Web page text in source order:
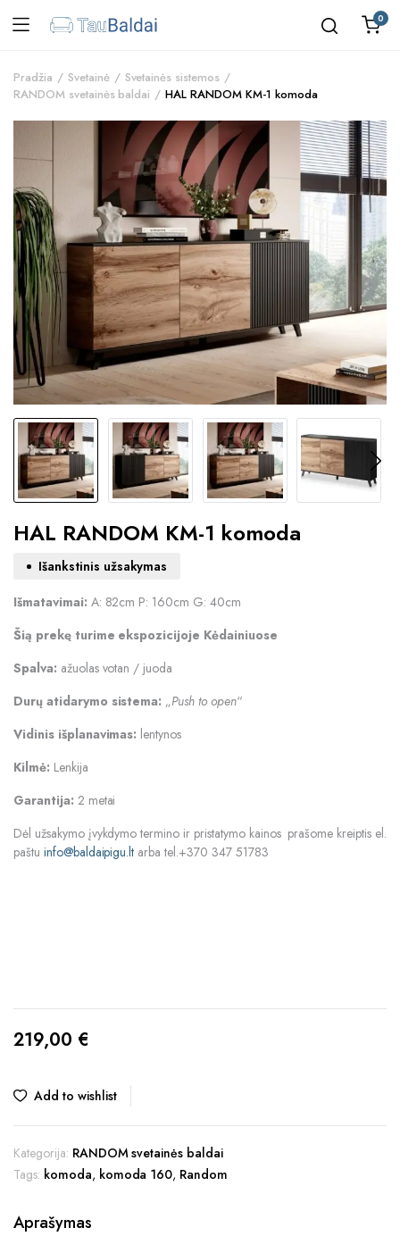
0
Pradžia Svetainė
Svetainės sistemos
RANDOM svetainės baldai
HAL RANDOM KM-1 komoda
HAL RANDOM KM-1 komoda
Išankstinis užsakymas
Išmatavimai: A: 82cm P: 160cm G: 40cm
Šią prekę turime ekspozicijoje Kėdainiuose
Spalva: ažuolas votan / juoda
Durų atidarymo sistema: „Push to open“
Vidinis išplanavimas: lentynos
Kilmė: Lenkija
Garantija: 2 metai
Dėl užsakymo įvykdymo termino ir pristatymo kainos prašome kreiptis el.
paštu info@baldaipigu.lt arba tel.+370 347 51783
219,00 €
Add to wishlist
Kategorija: RANDOM svetainės baldai
Tags: komoda, komoda 160, Random
Aprašymas